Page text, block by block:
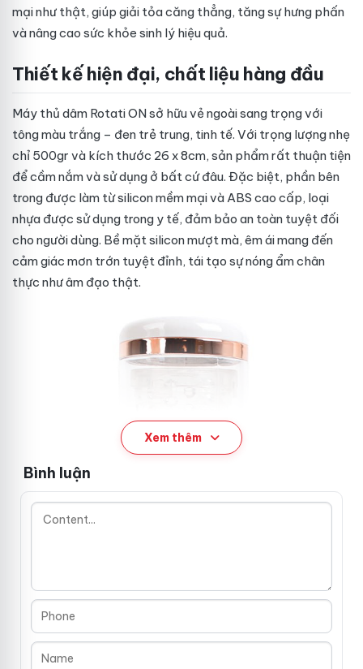
mại như thật, giúp giải tỏa căng thẳng, tăng sự hưng phấn
và nâng cao sức khỏe sinh lý hiệu quả.
Thiết kế hiện đại, chất liệu hàng đầu
Máy thủ dâm Rotati ON sở hữu vẻ ngoài sang trọng với
tông màu trắng – đen trẻ trung, tinh tế. Với trọng lượng nhẹ
chỉ 500gr và kích thước 26 x 8cm, sản phẩm rất thuận tiện
để cầm nắm và sử dụng ở bất cứ đâu. Đặc biệt, phần bên
trong được làm từ silicon mềm mại và ABS cao cấp, loại
nhựa được sử dụng trong y tế, đảm bảo an toàn tuyệt đối
cho người dùng. Bề mặt silicon mượt mà, êm ái mang đến
cảm giác mơn trớn tuyệt đỉnh, tái tạo sự nóng ẩm chân
thực như âm đạo thật.
Xem thêm
Bình luận